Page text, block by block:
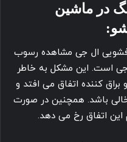
در ماشین
ال جی مشاهده رسوب
است. این مشکل به خاطر
براق کننده اتفاق می افتد و
باشد. همچنین در صورت
اتفاق رخ می دهد.